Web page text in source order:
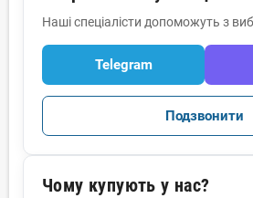
Наші спеціалісти допоможуть з
Telegram
Подзвонити
Чому купують у нас?